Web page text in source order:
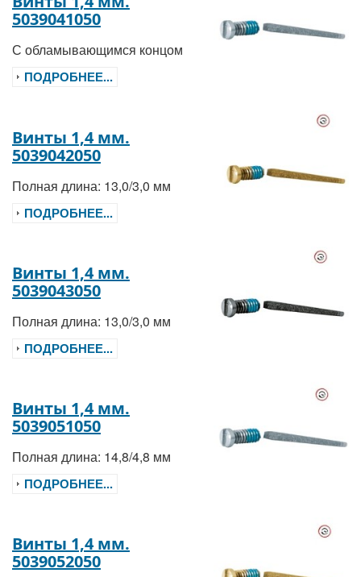
5039041050
С обламывающимся концом
ПОДРОБНЕЕ...
Винты 1,4 мм.
5039042050
Полная длина: 13,0/3,0 мм
ПОДРОБНЕЕ...
Винты 1,4 мм.
5039043050
Полная длина: 13,0/3,0 мм
ПОДРОБНЕЕ...
Винты 1,4 мм.
5039051050
Полная длина: 14,8/4,8 мм
ПОДРОБНЕЕ...
Винты 1,4 мм.
5039052050